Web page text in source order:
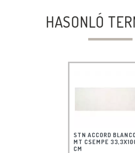
HASONLÓ
STN ACCORD
MT CSEMPE
CM